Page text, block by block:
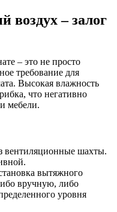
воздух – залог
– это не просто
требование для
Высокая влажность
что негативно
мебели.
вентиляционные шахты.
вытяжного
вручную, либо
уровня